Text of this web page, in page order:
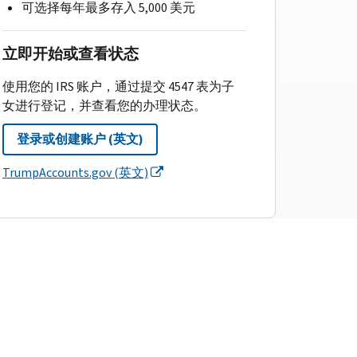
可选择每年最多存入 5,000 美元
立即开始或查看状态
使用您的 IRS 账户，通过提交 4547 表为子
女进行登记，并查看您的办理状态。
登录或创建账户 (英文)
TrumpAccounts.gov (英文)